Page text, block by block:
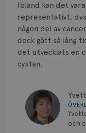
Ibland kan det
representativt,
någon del av
dock gått så lång
det utvecklats en
cystan.
och